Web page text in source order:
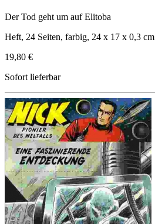
Der Tod geht um auf Elitoba
Heft, 24 Seiten, farbig, 24 x 17 x 0,3 cm
19,80 €
Sofort lieferbar